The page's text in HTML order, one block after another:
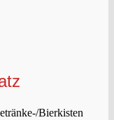
Bierkisten